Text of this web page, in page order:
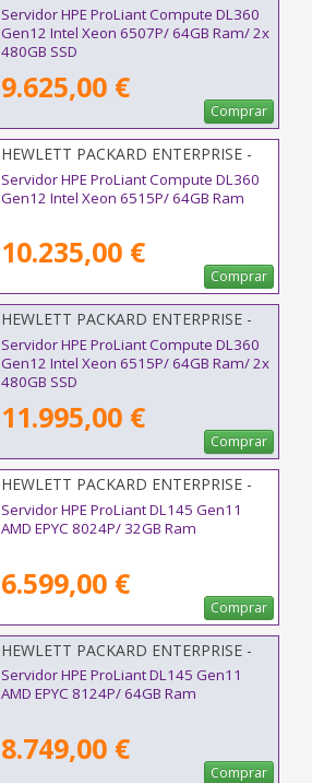
P90003-425
Servidor HPE ProLiant Compute DL360
Gen12 Intel Xeon 6507P/ 64GB Ram/ 2x
480GB SSD
9.625,00 €
Comprar
HEWLETT PACKARD ENTERPRISE -
P95989-425
Servidor HPE ProLiant Compute DL360
Gen12 Intel Xeon 6515P/ 64GB Ram
10.235,00 €
Comprar
HEWLETT PACKARD ENTERPRISE -
P89226-425
Servidor HPE ProLiant Compute DL360
Gen12 Intel Xeon 6515P/ 64GB Ram/ 2x
480GB SSD
11.995,00 €
Comprar
HEWLETT PACKARD ENTERPRISE -
P79814-425
Servidor HPE ProLiant DL145 Gen11
AMD EPYC 8024P/ 32GB Ram
6.599,00 €
Comprar
HEWLETT PACKARD ENTERPRISE -
P79815-425
Servidor HPE ProLiant DL145 Gen11
AMD EPYC 8124P/ 64GB Ram
8.749,00 €
Comprar